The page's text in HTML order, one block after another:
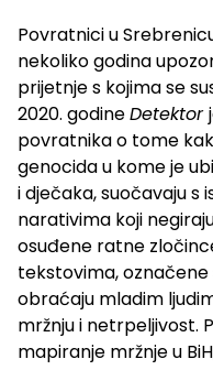
Povratnici u
nekoliko godina
prijetnje s kojima se
2020. godineDetektor
povratnika o tome
genocida u kome je
i dječaka, suočavaju s
narativima koji
osuđene ratne
tekstovima, označene
obraćaju mladim
mržnju i netrpeljivost.
mapiranje mržnje u